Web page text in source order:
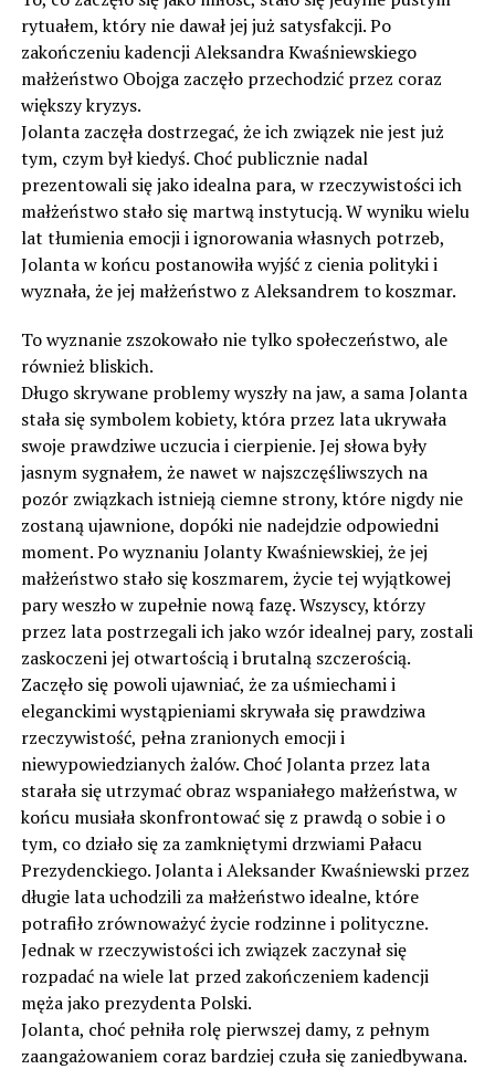
rytuałem, który nie dawał jej już satysfakcji. Po
zakończeniu kadencji Aleksandra Kwaśniewskiego
małżeństwo Obojga zaczęło przechodzić przez coraz
większy kryzys.
Jolanta zaczęła dostrzegać, że ich związek nie jest już
tym, czym był kiedyś. Choć publicznie nadal
prezentowali się jako idealna para, w rzeczywistości ich
małżeństwo stało się martwą instytucją. W wyniku wielu
lat tłumienia emocji i ignorowania własnych potrzeb,
Jolanta w końcu postanowiła wyjść z cienia polityki i
wyznała, że jej małżeństwo z Aleksandrem to koszmar.
To wyznanie zszokowało nie tylko społeczeństwo, ale
również bliskich.
Długo skrywane problemy wyszły na jaw, a sama Jolanta
stała się symbolem kobiety, która przez lata ukrywała
swoje prawdziwe uczucia i cierpienie. Jej słowa były
jasnym sygnałem, że nawet w najszczęśliwszych na
pozór związkach istnieją ciemne strony, które nigdy nie
zostaną ujawnione, dopóki nie nadejdzie odpowiedni
moment. Po wyznaniu Jolanty Kwaśniewskiej, że jej
małżeństwo stało się koszmarem, życie tej wyjątkowej
pary weszło w zupełnie nową fazę. Wszyscy, którzy
przez lata postrzegali ich jako wzór idealnej pary, zostali
zaskoczeni jej otwartością i brutalną szczerością.
Zaczęło się powoli ujawniać, że za uśmiechami i
eleganckimi wystąpieniami skrywała się prawdziwa
rzeczywistość, pełna zranionych emocji i
niewypowiedzianych żalów. Choć Jolanta przez lata
starała się utrzymać obraz wspaniałego małżeństwa, w
końcu musiała skonfrontować się z prawdą o sobie i o
tym, co działo się za zamkniętymi drzwiami Pałacu
Prezydenckiego. Jolanta i Aleksander Kwaśniewski przez
długie lata uchodzili za małżeństwo idealne, które
potrafiło zrównoważyć życie rodzinne i polityczne.
Jednak w rzeczywistości ich związek zaczynał się
rozpadać na wiele lat przed zakończeniem kadencji
męża jako prezydenta Polski.
Jolanta, choć pełniła rolę pierwszej damy, z pełnym
zaangażowaniem coraz bardziej czuła się zaniedbywana.